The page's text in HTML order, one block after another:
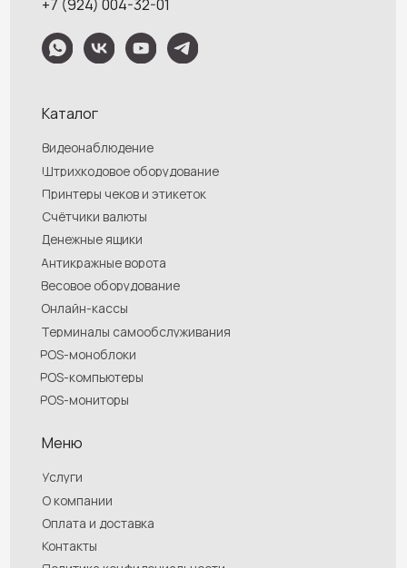
Обращаем Ваше внимание на то, что данный интернет-сайт носит
исключительно информационный характер и ни при каких условиях
информационные материалы и цены, размещенные на сайте, не являются
публичной офертой, определяемой положениями Статей 435 и 437